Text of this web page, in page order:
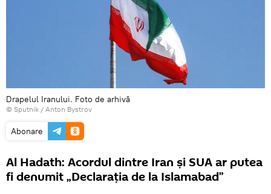
Drapelul Iranului. Foto de arhivă
© Sputnik / Anton Bystrov
Abonare
Al Hadath: Acordul dintre Iran și SUA ar putea
fi denumit „Declarația de la Islamabad”